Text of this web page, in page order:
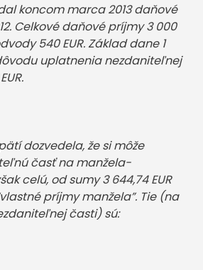
koncom marca 2013 daňové
Celkové daňové príjmy 3 000
540 EUR. Základ dane 1
uplatnenia nezdaniteľnej
dozvedela, že si môže
časť na manžela-
celú, od sumy 3 644,74 EUR
príjmy manžela”. Tie (na
časti) sú: